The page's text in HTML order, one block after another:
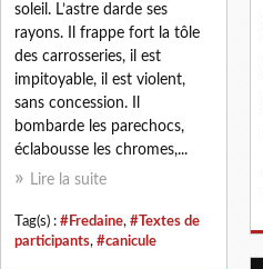
soleil. L’astre darde ses
rayons. Il frappe fort la tôle
des carrosseries, il est
impitoyable, il est violent,
sans concession. Il
bombarde les parechocs,
éclabousse les chromes,...
Lire la suite
Tag(s) : #Fredaine, #Textes de
participants, #canicule